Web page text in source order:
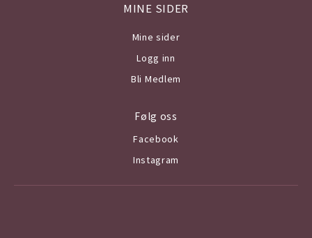
MINE SIDER
Mine sider
Logg inn
Bli Medlem
Følg oss
Facebook
Instagram